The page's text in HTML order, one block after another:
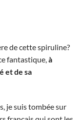
de cette spiruline?
fantastique,à
et de sa
je suis tombée sur